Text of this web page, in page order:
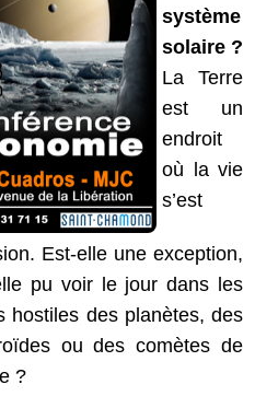
système
solaire ?
La Terre
est un
endroit
où la vie
s’est
Est-elle une exception,
pu voir le jour dans les
hostiles des planètes, des
ou des comètes de
?